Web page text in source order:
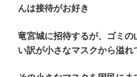
んは接待がお好き
竜宮城に招待するが、ゴミ
い訳が小さなマスクから溢れ